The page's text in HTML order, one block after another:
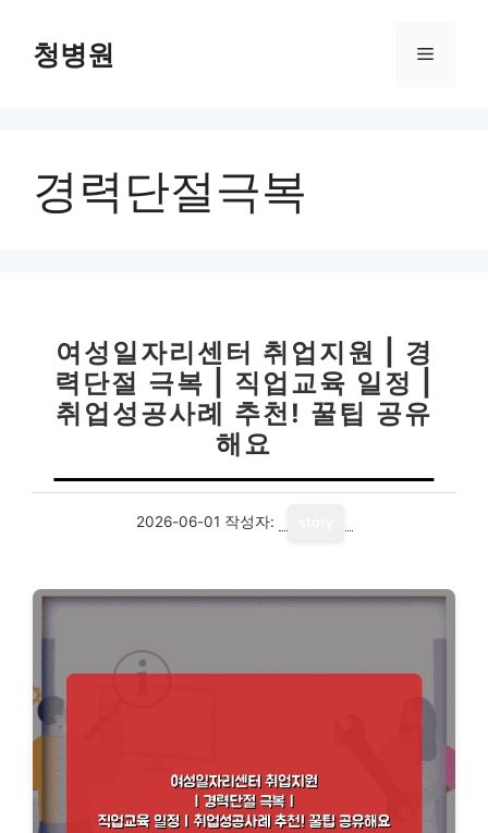
청병원 메
경력단절극복
여성일자리센터 취업지원 | 경
력단절 극복 | 직업교육 일정 |
취업성공사례 추천! 꿀팁 공유
해요
2026-06-01 작성자: